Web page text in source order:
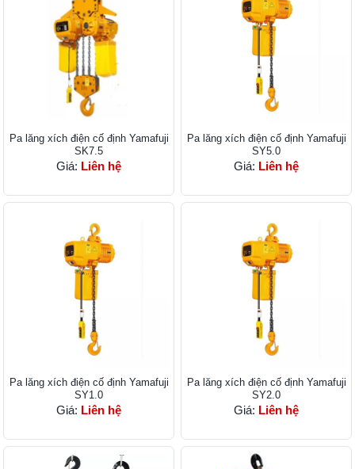
Pa lăng xích điện cố định Yamafuji
SK7.5
Giá: Liên hệ
Pa lăng xích điện cố định Yamafuji
SY5.0
Giá: Liên hệ
Pa lăng xích điện cố định Yamafuji
SY1.0
Giá: Liên hệ
Pa lăng xích điện cố định Yamafuji
SY2.0
Giá: Liên hệ